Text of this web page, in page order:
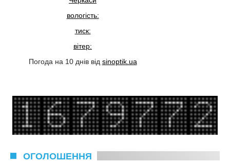
вологість:
тиск:
вітер:
Погода на 10 днів від sinoptik.ua
ОГОЛОШЕННЯ